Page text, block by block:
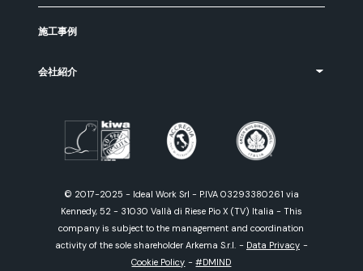
施工事例
会社紹介
© 2017-2025 - Ideal Work Srl - P.IVA 03293380261 via
Kennedy, 52 - 31030 Vallà di Riese Pio X (TV) Italia - This
company is subject to the management and coordination
activity of the sole shareholder Arkema S.r.l. - Data Privacy -
Cookie Policy -#DMIND